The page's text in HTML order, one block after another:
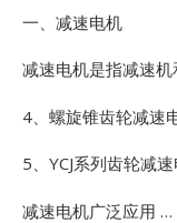
一、减速电机
减速电机是指减速
4、螺旋锥齿轮减速
5、YCJ系列齿轮减
减速电机广泛应用 …